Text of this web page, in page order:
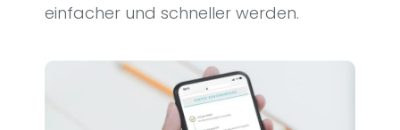
einfacher und schneller werden.